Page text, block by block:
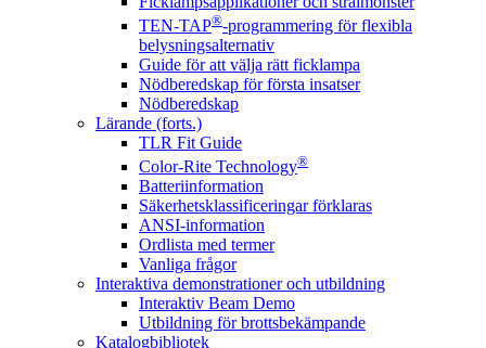
TEN-TAP®-programmering för flexibla
belysningsalternativ
Guide för att välja rätt ficklampa
Nödberedskap för första insatser
Nödberedskap
Lärande (forts.)
TLR Fit Guide
Color-Rite Technology®
Batteriinformation
Säkerhetsklassificeringar förklaras
ANSI-information
Ordlista med termer
Vanliga frågor
Interaktiva demonstrationer och utbildning
Interaktiv Beam Demo
Utbildning för brottsbekämpande
Katalogbibliotek